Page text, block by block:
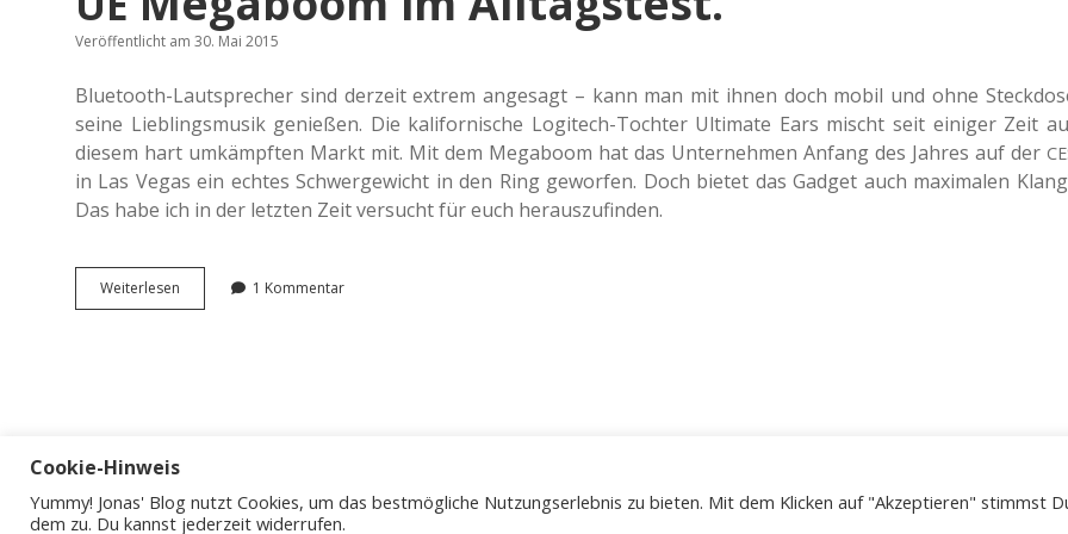
Veröffentlicht am 30. Mai 2015
Blue­tooth-Laut­spre­cher sind der­zeit extrem ange­sagt – kann man mit ihnen doch mobil und ohne
seine Lieb­lings­mu­sik genie­ßen. Die kali­for­ni­sche Logi­tech-Toch­ter Ulti­ma­te Ears mischt seit eini­ger Zeit
diesem hart umkämpf­ten Markt mit. Mit dem Mega­boom hat das Unter­neh­men Anfang des Jahres auf der
in Las Vegas ein echtes Schwer­ge­wicht in den Ring gewor­fen. Doch bietet das Gadget auch maxi­ma­len
Das habe ich in der letz­ten Zeit ver­sucht für euch herauszufinden.
Wei­ter­le­sen
class=“caps”>
1 Kommentar
Cookie-Hinweis
Yummy! Jonas' Blog nutzt Cookies, um das bestmögliche Nutzungserlebnis zu bieten. Mit dem Klicken auf "Akzeptieren" stimmst
dem zu. Du kannst jederzeit widerrufen.